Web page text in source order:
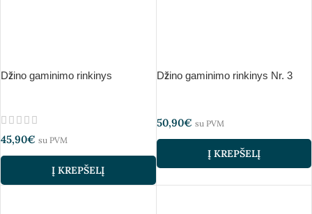
Džino gaminimo rinkinys
45,90€ su PVM
Į KREPŠELĮ
Džino gaminimo rinkinys Nr. 3
50,90€ su PVM
Į KREPŠELĮ